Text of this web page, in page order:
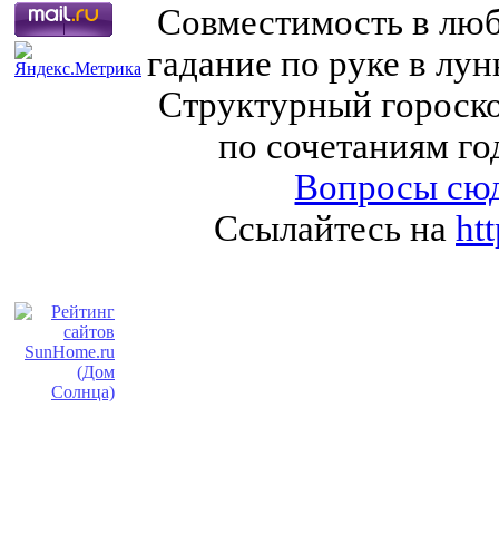
Совместимость в
гадание по руке в
Структурный
по сочетаниям
Вопросы
Ссылайтесь на